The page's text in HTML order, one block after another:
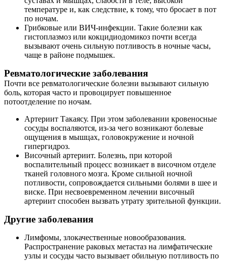
температуре и, как следствие, к тому, что бросает в пот
по ночам.
Грибковые или ВИЧ-инфекции. Такие болезни как
гистоплазмоз или кокцидиодомикоз почти всегда
вызывают очень сильную потливость в ночные часы,
чаще в районе подмышек.
Ревматологические заболевания
Почти все ревматологические болезни вызывают сильную
боль, которая часто и провоцирует повышенное
потоотделение по ночам.
Артериит Такаясу. При этом заболевании кровеносные
сосуды воспаляются, из-за чего возникают болевые
ощущения в мышцах, головокружение и ночной
гипергидроз.
Височный артериит. Болезнь, при которой
воспалительный процесс возникает в височном отделе
тканей головного мозга. Кроме сильной ночной
потливости, сопровождается сильными болями в шее и
виске. При несвоевременном лечении височный
артериит способен вызвать утрату зрительной функции.
Другие заболевания
Лимфомы, злокачественные новообразования.
Распространение раковых метастаз на лимфатические
узлы и сосуды часто вызывает обильную потливость по